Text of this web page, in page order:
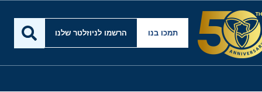
תמכו בנו הרשמו לניוזלטר שלנו